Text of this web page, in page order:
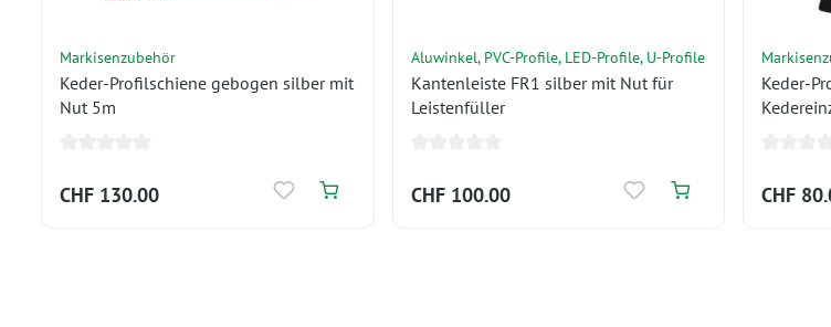
Markisenzubehör
Keder-Profilschiene gebogen silber mit
Nut 5m
CHF 130.00
Aluwinkel, PVC-Profile, LED-Profile, U-Profile
Kantenleiste FR1 silber mit Nut für
Leistenfüller
CHF 100.00
Keder-
CHF